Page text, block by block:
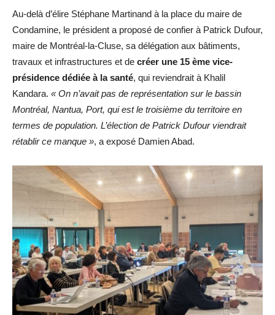
Au-delà d’élire Stéphane Martinand à la place du maire de
Condamine, le président a proposé de confier à Patrick Dufour,
maire de Montréal-la-Cluse, sa délégation aux bâtiments,
travaux et infrastructures et de créer une 15 ème vice-
présidence dédiée à la santé, qui reviendrait à Khalil
Kandara. « On n’avait pas de représentation sur le bassin
Montréal, Nantua, Port, qui est le troisième du territoire en
termes de population. L’élection de Patrick Dufour viendrait
rétablir ce manque », a exposé Damien Abad.